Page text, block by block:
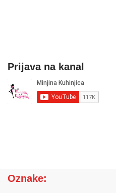
Prijava na kanal
Oznake: